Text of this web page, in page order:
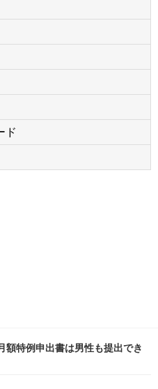
ド
額特例申出書は男性も提出でき